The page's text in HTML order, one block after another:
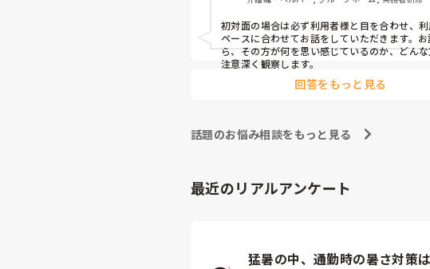
初対面の場合は必ず利用者様と目を合わせ、
ペースに合わせてお話をしていただきます。
ら、その方が何を思い感じているのか、どん
注意深く観察します。
回答をもっと見る
話題のお悩み相談をもっと見る
最近のリアルアンケート
猛暑の中、通勤時の暑さ対策